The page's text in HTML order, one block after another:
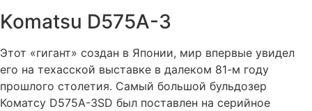
Komatsu D575A-3
Этот «гигант» создан в Японии, мир впервые увидел
его на техасской выставке в далеком 81-м году
прошлого столетия. Самый большой бульдозер
Коматсу D575A-3SD был поставлен на серийное